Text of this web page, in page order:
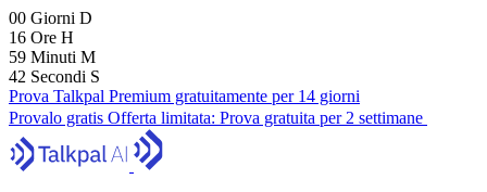
00 Giorni D
16 Ore H
59 Minuti M
41 Secondi S
Prova Talkpal Premium gratuitamente per 14 giorni
Provalo gratis Offerta limitata: Prova gratuita per 2 settimane